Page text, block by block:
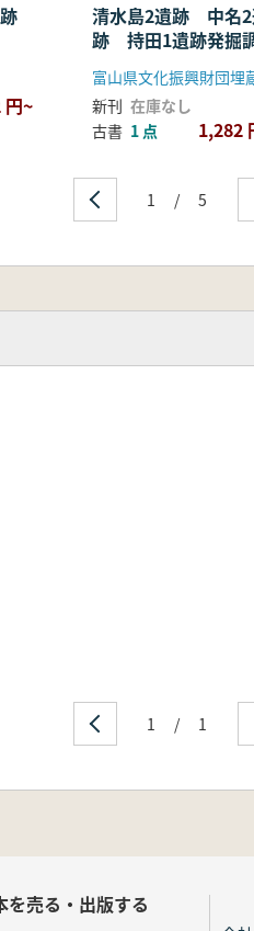
円~
清水島2遺跡 中名
跡 持田1遺跡発掘
報告
新刊 在庫なし
古書 1 点 1,282
1 / 5
1 / 1
を売る・出版する